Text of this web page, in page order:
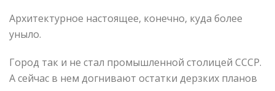
Архитектурное настоящее, конечно, куда более
уныло.
Город так и не стал промышленной столицей СССР.
А сейчас в нем догнивают остатки дерзких планов